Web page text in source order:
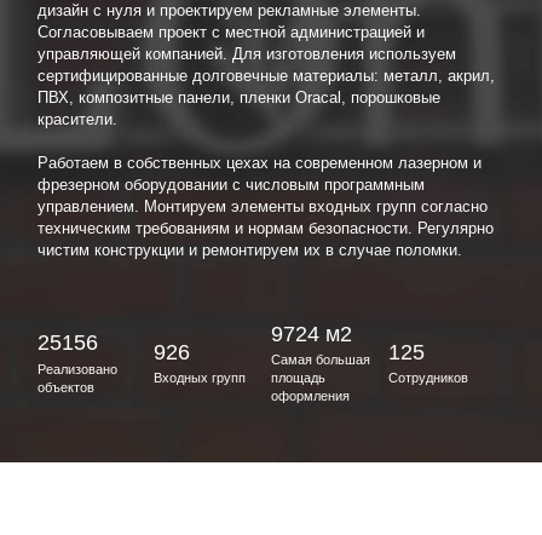
дизайн с нуля и проектируем рекламные элементы.
Согласовываем проект с местной администрацией и
управляющей компанией. Для изготовления используем
сертифицированные долговечные материалы: металл, акрил,
ПВХ, композитные панели, пленки Oracal, порошковые
красители.
Работаем в собственных цехах на современном лазерном и
фрезерном оборудовании с числовым программным
управлением. Монтируем элементы входных групп согласно
техническим требованиям и нормам безопасности. Регулярно
чистим конструкции и ремонтируем их в случае поломки.
25156
Реализовано
объектов
926
Входных групп
9724 м2
Самая большая
площадь
оформления
125
Сотрудников